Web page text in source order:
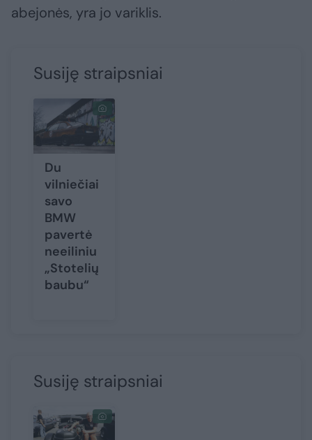
abejonės, yra jo variklis.
Susiję straipsniai
Du
vilniečiai
savo
BMW
pavertė
neeiliniu
„Stotelių
baubu“
Susiję straipsniai